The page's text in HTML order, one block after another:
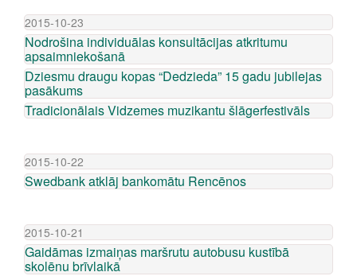
2015-10-23
Nodrošina individuālas konsultācijas atkritumu
apsaimniekošanā
Dziesmu draugu kopas “Dedzieda” 15 gadu jubilejas
pasākums
Tradicionālais Vidzemes muzikantu šlāgerfestivāls
2015-10-22
Swedbank atklāj bankomātu Rencēnos
2015-10-21
Gaidāmas izmaiņas maršrutu autobusu kustībā
skolēnu brīvlaikā